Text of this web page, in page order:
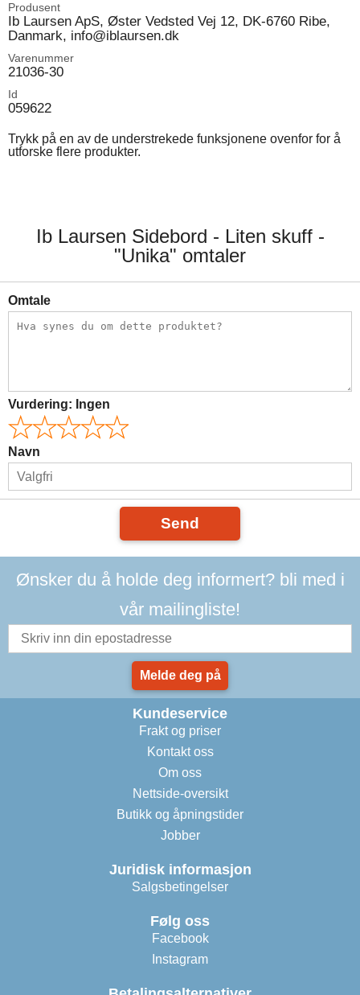
Produsent
Ib Laursen ApS, Øster Vedsted Vej 12, DK-6760 Ribe,
Danmark, info@iblaursen.dk
Varenummer
21036-30
Id
059622
Trykk på en av de understrekede funksjonene ovenfor for å
utforske flere produkter.
Ib Laursen Sidebord - Liten skuff -
"Unika" omtaler
Omtale
Vurdering: Ingen
Navn
Send
Ønsker du å holde deg informert? bli med i
vår mailingliste!
Melde deg på
Kundeservice
Frakt og priser
Kontakt oss
Om oss
Nettside-oversikt
Butikk og åpningstider
Jobber
Juridisk informasjon
Salgsbetingelser
Følg oss
Facebook
Instagram